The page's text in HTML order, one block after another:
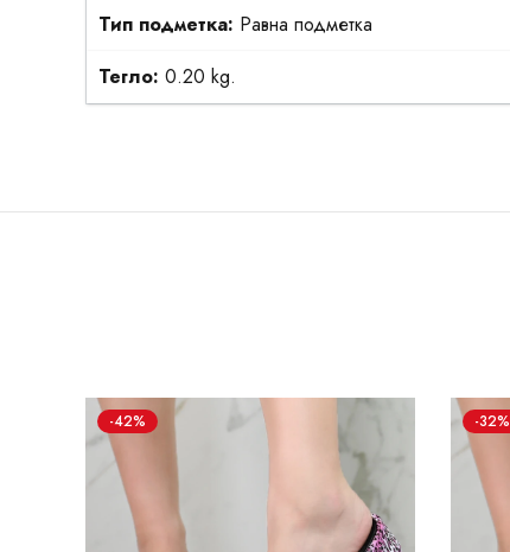
Тип подметка: Равна подметка
Тегло: 0.20 kg.
-42% -32%